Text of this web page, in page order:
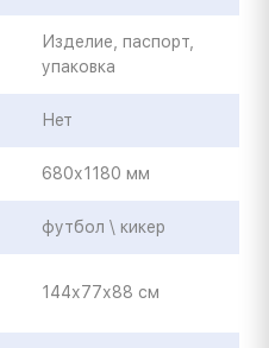
Изделие, паспорт,
упаковка
Нет
680х1180 мм
футбол \ кикер
144х77х88 см